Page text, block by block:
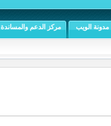
مدونة الويب مركز الدعم والمساندة